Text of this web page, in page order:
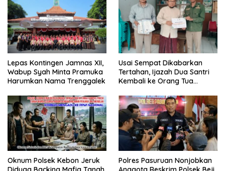
Lepas Kontingen Jamnas XII,
Wabup Syah Minta Pramuka
Harumkan Nama Trenggalek
Usai Sempat Dikabarkan
Tertahan, Ijazah Dua Santri
Kembali ke Orang Tua
Oknum Polsek Kebon Jeruk
Polres Pasuruan Nonjobkan